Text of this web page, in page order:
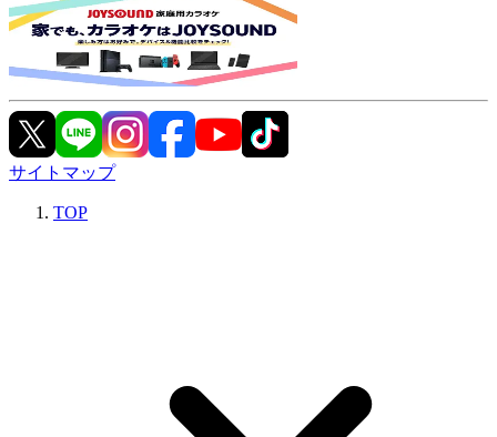
サイトマップ
TOP